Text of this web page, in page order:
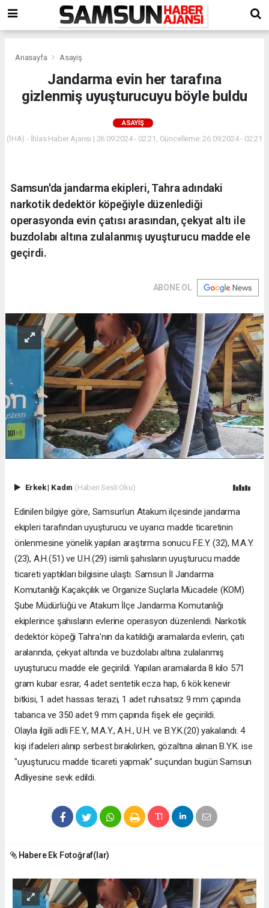
Anasayfa Asayiş
Jandarma evin her tarafına
gizlenmiş uyuşturucuyu böyle buldu
ASAYIŞ
(İHA) - İhlas Haber Ajansı | 26.09.2024 - 02:21, Güncelleme: 26.09.2024 - 02:21
Samsun'da jandarma ekipleri, Tahra adındaki
narkotik dedektör köpeğiyle düzenlediği
operasyonda evin çatısı arasından, çekyat altı ile
buzdolabı altına zulalanmış uyuşturucu madde ele
geçirdi.
ABONE OL
Erkek| Kadın (Haberi Sesli Oku)
Edinilen bilgiye göre, Samsun'un Atakum ilçesinde jandarma
ekipleri tarafından uyuşturucu ve uyarıcı madde ticaretinin
önlenmesine yönelik yapılan araştırma sonucu F.E.Y. (32), M.A.Y.
(23), A.H.(51) ve U.H.(29) isimli şahısların uyuşturucu madde
ticareti yaptıkları bilgisine ulaştı. Samsun İl Jandarma
Komutanlığı Kaçakçılık ve Organize Suçlarla Mücadele (KOM)
Şube Müdürlüğü ve Atakum İlçe Jandarma Komutanlığı
ekiplerince şahısların evlerine operasyon düzenlendi. Narkotik
dedektör köpeği Tahra'nın da katıldığı aramalarda evlerin, çatı
aralarında, çekyat altında ve buzdolabı altına zulalanmış
uyuşturucu madde ele geçirildi. Yapılan aramalarda 8 kilo 571
gram kubar esrar, 4 adet sentetik ecza hap, 6 kök kenevir
bitkisi, 1 adet hassas terazi, 1 adet ruhsatsız 9 mm çapında
tabanca ve 350 adet 9 mm çapında fişek ele geçirildi.
Olayla ilgili adli F.E.Y., M.A.Y., A.H., U.H. ve B.Y.K.(20) yakalandı. 4
kişi ifadeleri alınıp serbest bırakılırken, gözaltına alınan B.Y.K. ise
"uyuşturucu madde ticareti yapmak" suçundan bugün Samsun
Adliyesine sevk edildi.
Habere Ek Fotoğraf(lar)